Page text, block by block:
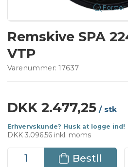
Forstør
Remskive SPA
VTP
Varenummer: 17637
DKK 2.477,25 / stk
Erhvervskunde? Husk at logge ind!
DKK 3.096,56 inkl. moms
Bestil